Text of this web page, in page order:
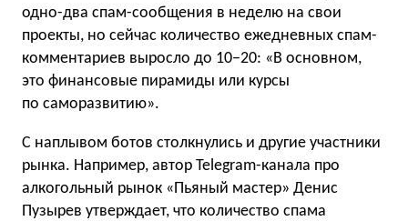
одно-два спам-сообщения в неделю на свои
проекты, но сейчас количество ежедневных спам-
комментариев выросло до 10−20: «В основном,
это финансовые пирамиды или курсы
по саморазвитию».
С наплывом ботов столкнулись и другие участники
рынка. Например, автор Telegram-канала про
алкогольный рынок «Пьяный мастер» Денис
Пузырев утверждает, что количество спама